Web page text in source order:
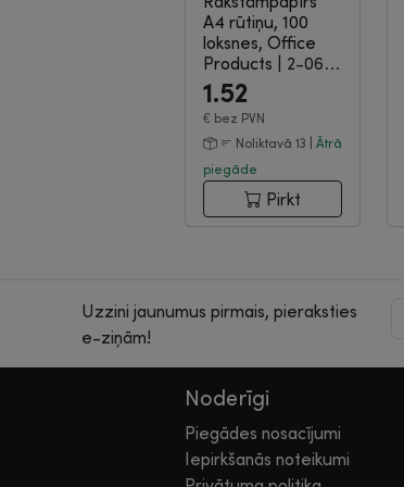
A4 rūtiņu, 100
loksnes, Office
Products
2-06-
054
1.52
€ bez PVN
Noliktavā 13 | Ātrā
piegāde
Pirkt
Uzzini jaunumus pirmais, pieraksties
e-ziņām!
Noderīgi
Piegādes nosacījumi
Iepirkšanās noteikumi